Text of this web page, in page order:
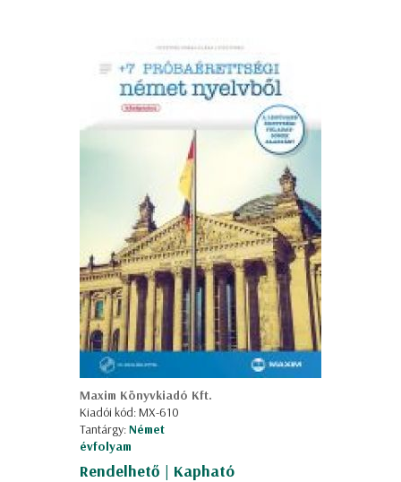
Maxim Könyvkiadó Kft.
Kiadói kód: MX-610
Tantárgy:Német
évfolyam
Rendelhető | Kapható